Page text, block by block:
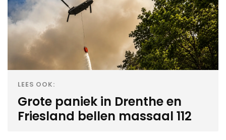
LEES OOK:
Grote paniek in Drenthe en
Friesland bellen massaal 112